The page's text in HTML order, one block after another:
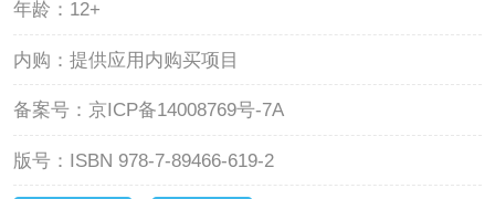
年龄： 12+
内购： 提供应用内购买项目
备案号： 京ICP备14008769号-7A
版号： ISBN 978-7-89466-619-2